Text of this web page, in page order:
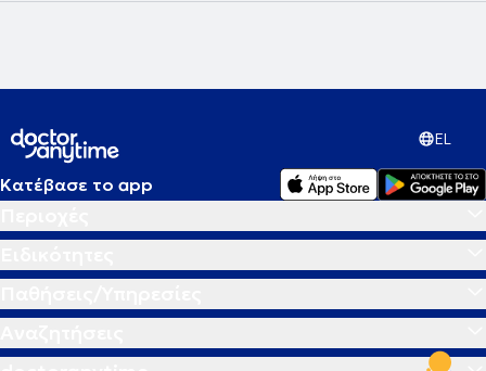
EL
Κατέβασε το app